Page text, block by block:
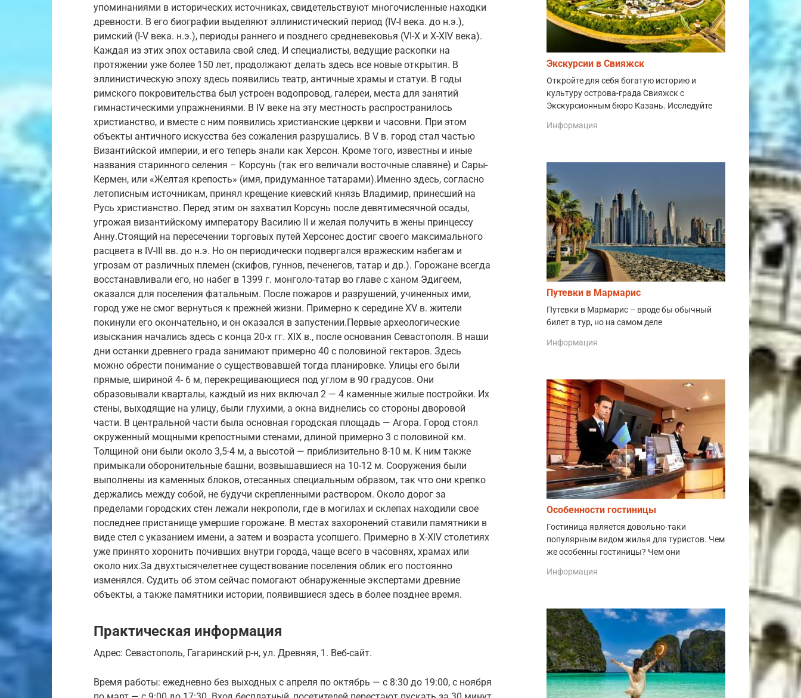
упоминаниями в исторических источниках, свидетельствуют многочисленные находки
древности. В его биографии выделяют эллинистический период (IV-I века. до н.э.),
римский (I-V века. н.э.), периоды раннего и позднего средневековья (VI-X и X-XIV века).
Каждая из этих эпох оставила свой след. И специалисты, ведущие раскопки на
протяжении уже более 150 лет, продолжают делать здесь все новые открытия. В
эллинистическую эпоху здесь появились театр, античные храмы и статуи. В годы
римского покровительства был устроен водопровод, галереи, места для занятий
гимнастическими упражнениями. В IV веке на эту местность распространилось
христианство, и вместе с ним появились христианские церкви и часовни. При этом
объекты античного искусства без сожаления разрушались. В V в. город стал частью
Византийской империи, и его теперь знали как Херсон. Кроме того, известны и иные
названия старинного селения – Корсунь (так его величали восточные славяне) и Сары-
Кермен, или «Желтая крепость» (имя, придуманное татарами).Именно здесь, согласно
летописным источникам, принял крещение киевский князь Владимир, принесший на
Русь христианство. Перед этим он захватил Корсунь после девятимесячной осады,
угрожая византийскому императору Василию II и желая получить в жены принцессу
Анну.Стоящий на пересечении торговых путей Херсонес достиг своего максимального
расцвета в IV-III вв. до н.э. Но он периодически подвергался вражеским набегам и
угрозам от различных племен (скифов, гуннов, печенегов, татар и др.). Горожане всегда
восстанавливали его, но набег в 1399 г. монголо-татар во главе с ханом Эдигеем,
оказался для поселения фатальным. После пожаров и разрушений, учиненных ими,
город уже не смог вернуться к прежней жизни. Примерно к середине XV в. жители
покинули его окончательно, и он оказался в запустении.Первые археологические
изыскания начались здесь с конца 20-х гг. XIX в., после основания Севастополя. В наши
дни останки древнего града занимают примерно 40 с половиной гектаров. Здесь
можно обрести понимание о существовавшей тогда планировке. Улицы его были
прямые, шириной 4- 6 м, перекрещивающиеся под углом в 90 градусов. Они
образовывали кварталы, каждый из них включал 2 — 4 каменные жилые постройки. Их
стены, выходящие на улицу, были глухими, а окна виднелись со стороны дворовой
части. В центральной части была основная городская площадь — Агора. Город стоял
окруженный мощными крепостными стенами, длиной примерно 3 с половиной км.
Толщиной они были около 3,5-4 м, а высотой — приблизительно 8-10 м. К ним также
примыкали оборонительные башни, возвышавшиеся на 10-12 м. Сооружения были
выполнены из каменных блоков, отесанных специальным образом, так что они крепко
держались между собой, не будучи скрепленными раствором. Около дорог за
пределами городских стен лежали некрополи, где в могилах и склепах находили свое
последнее пристанище умершие горожане. В местах захоронений ставили памятники в
виде стел с указанием имени, а затем и возраста усопшего. Примерно в X-XIV столетиях
уже принято хоронить почивших внутри города, чаще всего в часовнях, храмах или
около них.За двухтысячелетнее существование поселения облик его постоянно
изменялся. Судить об этом сейчас помогают обнаруженные экспертами древние
объекты, а также памятники истории, появившиеся здесь в более позднее время.
Практическая информация
Адрес: Севастополь, Гагаринский р-н, ул. Древняя, 1. Веб-сайт.
Время работы: ежедневно без выходных с апреля по октябрь — с 8:30 до 19:00, с ноября
Экскурсии в Свияжск
Откройте для себя богатую историю и
культуру острова-града Свияжск с
Экскурсионным бюро Казань. Исследуйте
Информация
Путевки в Мармарис
Путевки в Мармарис – вроде бы обычный
билет в тур, но на самом деле
Информация
Особенности гостиницы
Гостиница является довольно-таки
популярным видом жилья для туристов. Чем
же особенны гостиницы? Чем они
Информация